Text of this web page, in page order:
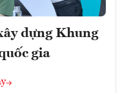
dựng Khung
gia